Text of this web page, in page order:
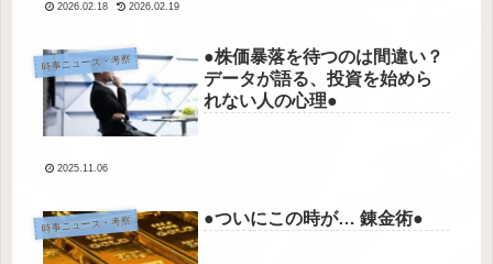
2026.02.18 2026.02.19
時事ニュース・考察
●株価暴落を待つのは間違い？
データが語る、投資を始めら
れない人の心理●
2025.11.06
時事ニュース・考察 ●ついにこの時が… 錬金術●